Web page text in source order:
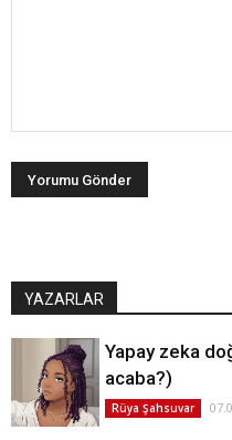
YAZARLAR
Yapay zeka
acaba?)
Rüya Şahsuvar